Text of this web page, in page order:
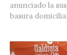
anunciado la
basura